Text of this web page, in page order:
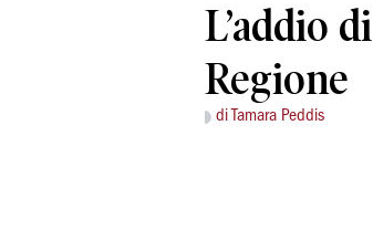
L’addio
Regione
di Tamara Peddis